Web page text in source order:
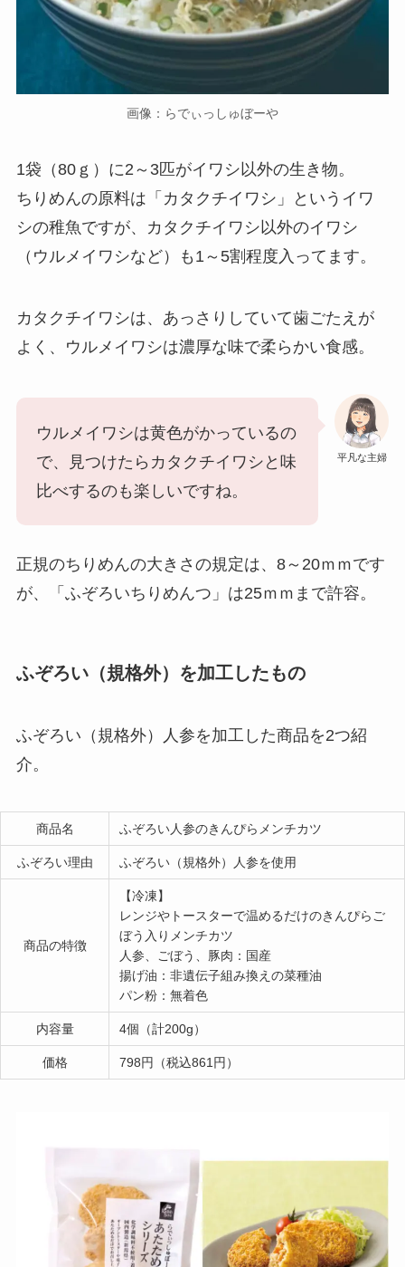
画像：らでぃっしゅぼーや
1袋（80ｇ）に2～3匹がイワシ以外の生き物。
ちりめんの原料は「カタクチイワシ」というイワ
シの稚魚ですが、カタクチイワシ以外のイワシ
（ウルメイワシなど）も1～5割程度入ってます。
カタクチイワシは、あっさりしていて歯ごたえが
よく、ウルメイワシは濃厚な味で柔らかい食感。
平凡な主婦
ウルメイワシは黄色がかっているの
で、見つけたらカタクチイワシと味
比べするのも楽しいですね。
正規のちりめんの大きさの規定は、8～20ｍｍです
が、「ふぞろいちりめんつ」は25ｍｍまで許容。
ふぞろい（規格外）を加工したもの
ふぞろい（規格外）人参を加工した商品を2つ紹
介。
商品名 ふぞろい人参のきんぴらメンチカツ
ふぞろい理由 ふぞろい（規格外）人参を使用
商品の特徴
【冷凍】
レンジやトースターで温めるだけのきんぴらご
ぼう入りメンチカツ
人参、ごぼう、豚肉：国産
揚げ油：非遺伝子組み換えの菜種油
パン粉：無着色
内容量 4個（計200g）
価格 798円（税込861円）